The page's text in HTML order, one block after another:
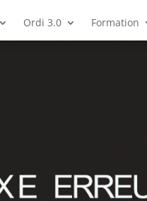
Ordi 3.0 Formation